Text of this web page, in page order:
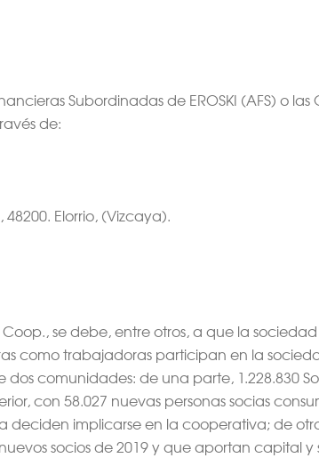
Subordinadas de EROSKI (AFS) o
de:
48200. Elorrio, (Vizcaya).
se debe, entre otros, a que la
como trabajadoras participan en la
dos comunidades: de una parte, 1.228.830
con 58.027 nuevas personas socias
implicarse en la cooperativa; de
socios de 2019 y que aportan capital